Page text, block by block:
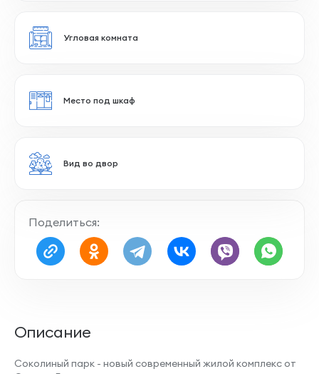
Прямоугольные комнаты
Поделиться:
Описание
Соколиный парк - новый современный жилой комплекс от